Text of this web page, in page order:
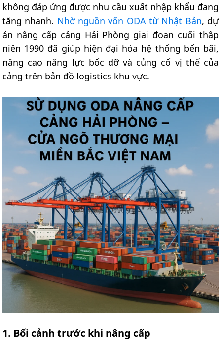
không đáp ứng được nhu cầu xuất nhập khẩu đang
tăng nhanh. Nhờ nguồn vốn ODA từ Nhật Bản, dự
án nâng cấp cảng Hải Phòng giai đoạn cuối thập
niên 1990 đã giúp hiện đại hóa hệ thống bến bãi,
nâng cao năng lực bốc dỡ và củng cố vị thế của
cảng trên bản đồ logistics khu vực.
1. Bối cảnh trước khi nâng cấp​